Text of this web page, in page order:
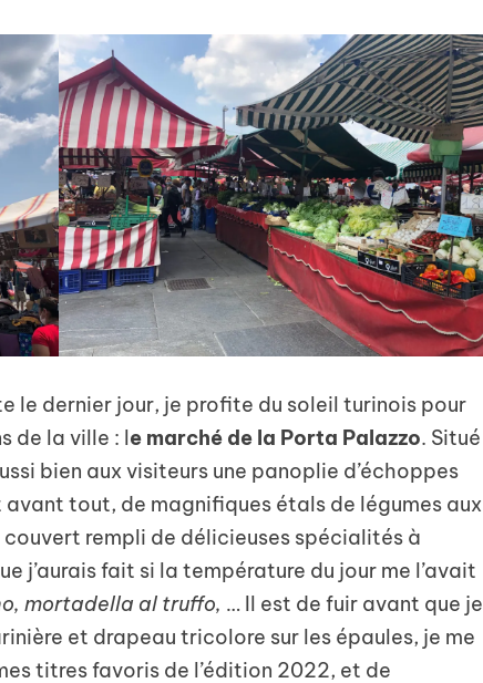
le dernier jour, je profite du soleil turinois pour
de la ville : le marché de la Porta Palazzo. Situé
bien aux visiteurs une panoplie d’échoppes
tout, de magnifiques étals de légumes aux
rempli de délicieuses spécialités à
j’aurais fait si la température du jour me l’avait
mortadella al truffo, … Il est de fuir avant que je
et drapeau tricolore sur les épaules, je me
titres favoris de l’édition 2022, et de